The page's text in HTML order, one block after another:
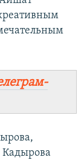
Кадырова